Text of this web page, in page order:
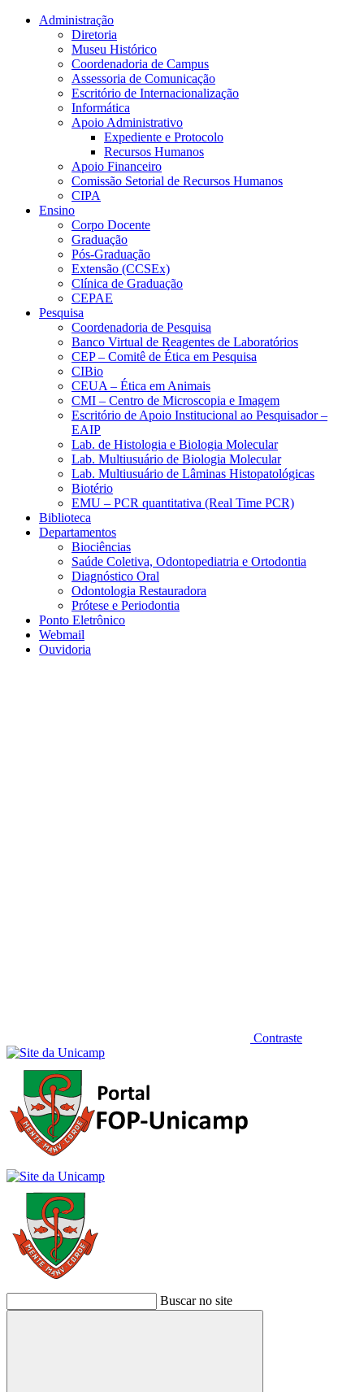
Conteúdo principal Menu principal
Administração
Diretoria
Museu Histórico
Coordenadoria de Campus
Assessoria de Comunicação
Escritório de Internacionalização
Informática
Apoio Administrativo
Expediente e Protocolo
Recursos Humanos
Apoio Financeiro
Comissão Setorial de Recursos Humanos
CIPA
Ensino
Corpo Docente
Graduação
Pós-Graduação
Extensão (CCSEx)
Clínica de Graduação
CEPAE
Pesquisa
Coordenadoria de Pesquisa
Banco Virtual de Reagentes de Laboratórios
CEP – Comitê de Ética em Pesquisa
CIBio
CEUA – Ética em Animais
CMI – Centro de Microscopia e Imagem
Escritório de Apoio Institucional ao Pesquisador –
EAIP
Lab. de Histologia e Biologia Molecular
Lab. Multiusuário de Biologia Molecular
Lab. Multiusuário de Lâminas Histopatológicas
Biotério
EMU – PCR quantitativa (Real Time PCR)
Biblioteca
Departamentos
Biociências
Saúde Coletiva, Odontopediatria e Ortodontia
Diagnóstico Oral
Odontologia Restauradora
Prótese e Periodontia
Ponto Eletrônico
Webmail
Ouvidoria
Contraste
Buscar no site